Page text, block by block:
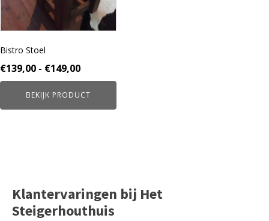
Bistro Stoel
€139,00 - €149,00Prijsklasse:
€139,00
tot
€149,00
BEKIJK PRODUCT
kan
gekozen
op
de
productpagina
Klantervaringen bij Het
Steigerhouthuis